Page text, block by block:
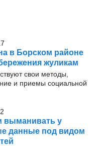
в Борском районе
жуликам
свои методы,
и приемы социальной
выманивать у
данные под видом